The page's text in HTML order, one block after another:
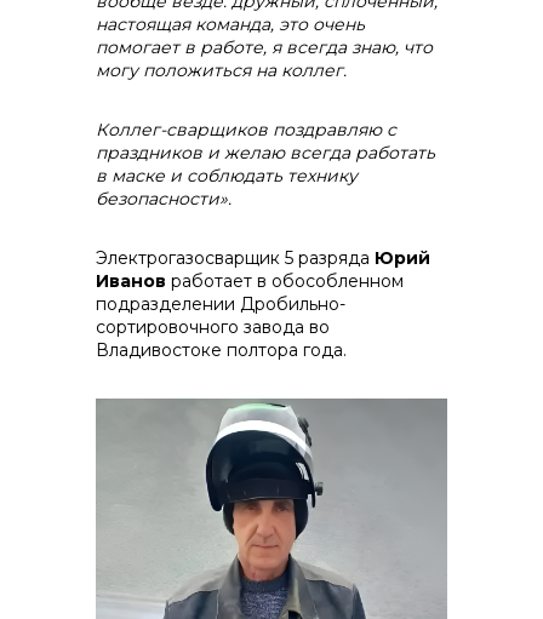
настоящая команда, это очень
помогает в работе, я всегда знаю, что
могу положиться на коллег.
Коллег-сварщиков поздравляю с
праздников и желаю всегда работать
в маске и соблюдать технику
безопасности».
Электрогазосварщик 5 разряда Юрий
Иванов работает в обособленном
подразделении Дробильно-
сортировочного завода во
Владивостоке полтора года.